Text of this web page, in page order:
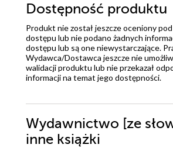
Dostępność produktu
Produkt nie został jeszcze oceniony
dostępu lub nie podano żadnych
dostępu lub są one niewystarczające.
Wydawca/Dostawca jeszcze nie
walidacji produktu lub nie przekazał
informacji na temat jego dostępności.
Wydawnictwo [ze
inne książki